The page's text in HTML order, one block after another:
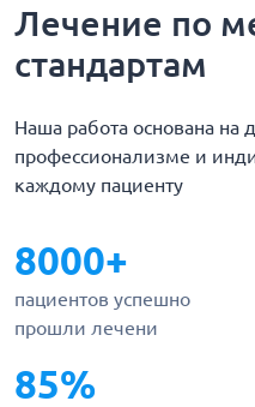
Лечение по
стандартам
Наша работа основана на
профессионализме и
каждому пациенту
8000+
пациентов успешно
прошли лечени
85%